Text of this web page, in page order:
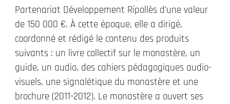
Partenariat Développement Ripollès d’une valeur
de 150 000 €. À cette époque, elle a dirigé,
coordonné et rédigé le contenu des produits
suivants : un livre collectif sur le monastère, un
guide, un audio, des cahiers pédagogiques audio-
visuels, une signalétique du monastère et une
brochure (2011-2012). Le monastère a ouvert ses